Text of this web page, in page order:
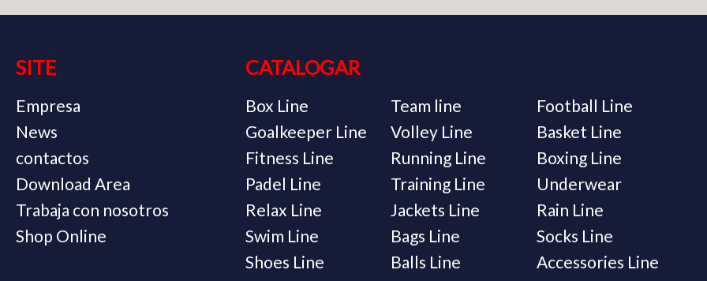
SITE
Empresa
News
contactos
Download Area
Trabaja con nosotros
Shop Online
CATALOGAR
Box Line Team line
Football Line
Goalkeeper Line
Volley Line
Basket Line
Fitness Line
Running Line
Boxing Line
Padel Line
Training Line
Underwear
Relax Line
Jackets Line
Rain Line
Swim Line
Bags Line
Socks Line
Shoes Line
Balls Line
Accessories Line